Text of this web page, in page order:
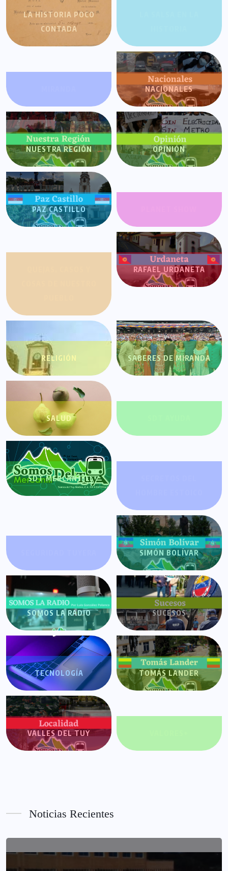
LA HISTORIA POCO
CONTADA
NACIONALES
NUESTRA REGIÓN OPINIÓN
PAZ CASTILLO
RAFAEL URDANETA
RELIGIÓN SABERES DE MIRANDA
SALUD
SDT MERCANTIL
SIMÓN BOLÍVAR
SOMOS LA RADIO SUCESOS
TECNOLOGÍA TOMÁS LANDER
VALLES DEL TUY
Noticias Recientes